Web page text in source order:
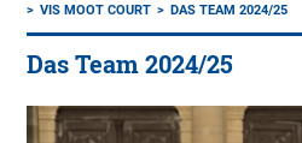
VIS MOOT COURT
DAS TEAM 2024/25
Das Team 2024/25